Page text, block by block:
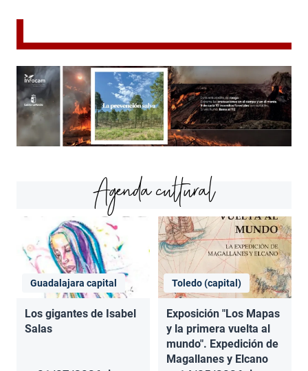
Agenda cultural
Guadalajara capital
Los gigantes de Isabel
Salas
Toledo (capital)
Exposición "Los Mapas
y la primera vuelta al
mundo". Expedición de
Magallanes y Elcano